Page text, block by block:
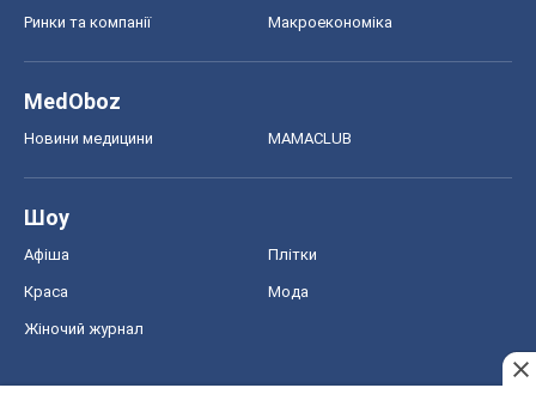
Ринки та компанії Макроекономіка
MedOboz
Новини медицини MAMACLUB
Шоу
Афіша Плітки
Краса Мода
Жіночий журнал